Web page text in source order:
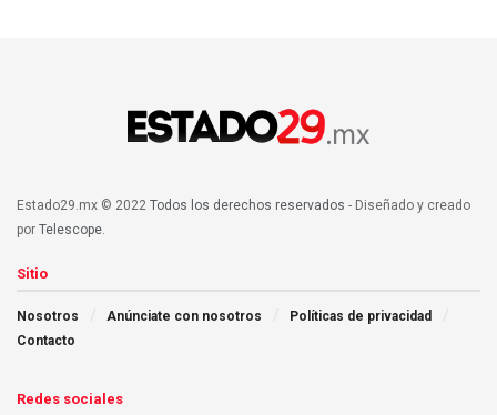
Estado29.mx © 2022 Todos los derechos reservados - Diseñado y creado
por Telescope
Sitio
Nosotros Anúnciate con nosotros
Políticas de privacidad
Contacto
Redes sociales